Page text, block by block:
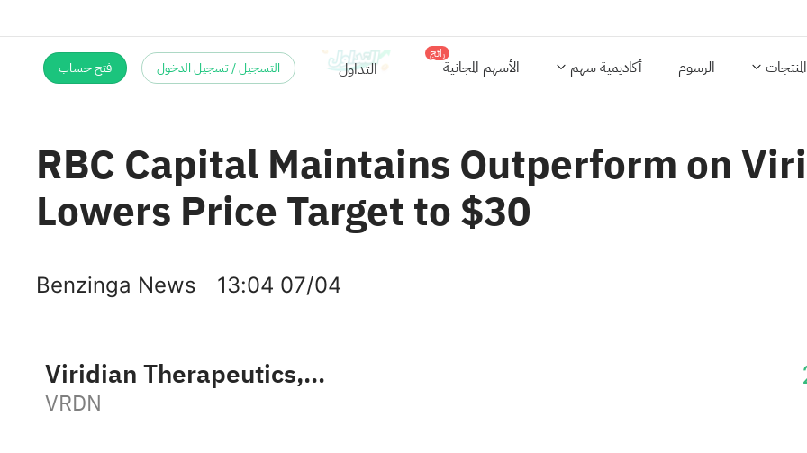
المنتجات الرسوم أكاديمية سهم الأسهم المجانية
رائج
التسجيل / تسجيل الدخول فتح حساب
RBC Capital Maintains Outperform on
Lowers Price Target to $30
Benzinga News 13:04 07/04
Viridian Therapeutics, Inc.
VRDN